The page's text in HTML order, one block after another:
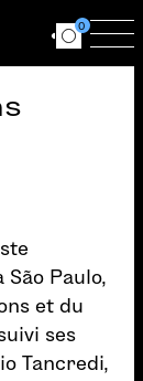
Ouvrir le
0
Paulo,
et du
ses
Tancredi,